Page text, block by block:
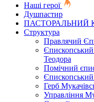
Наші герої
Душпастир
ПАСТОРАЛЬНИЙ
Структура
Правлячий
Теодора
Помічний
Герб
Управління